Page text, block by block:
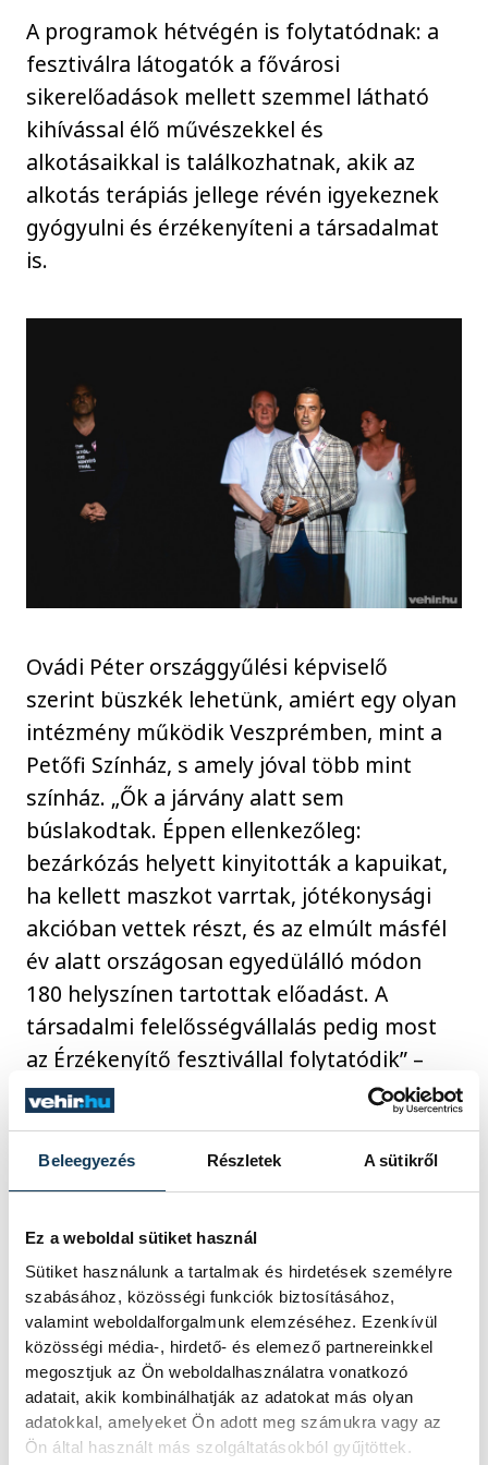
Beleegyezés Részletek A sütikről
Ez a weboldal sütiket használ
Sütiket használunk a tartalmak és hirdetések személyre
szabásához, közösségi funkciók biztosításához,
valamint weboldalforgalmunk elemzéséhez. Ezenkívül
közösségi média-, hirdető- és elemező partnereinkkel
megosztjuk az Ön weboldalhasználatra vonatkozó
adatait, akik kombinálhatják az adatokat más olyan
adatokkal, amelyeket Ön adott meg számukra vagy az
Ön által használt más szolgáltatásokból gyűjtöttek.
A programok hétvégén is folytatódnak: a
fesztiválra látogatók a fővárosi
sikerelőadások mellett szemmel látható
kihívással élő művészekkel és
alkotásaikkal is találkozhatnak, akik az
alkotás terápiás jellege révén igyekeznek
gyógyulni és érzékenyíteni a társadalmat
is.
Ovádi Péter országgyűlési képviselő
szerint büszkék lehetünk, amiért egy olyan
intézmény működik Veszprémben, mint a
Petőfi Színház, s amely jóval több mint
színház. „Ők a járvány alatt sem
búslakodtak. Éppen ellenkezőleg:
bezárkózás helyett kinyitották a kapuikat,
ha kellett maszkot varrtak, jótékonysági
akcióban vettek részt, és az elmúlt másfél
év alatt országosan egyedülálló módon
180 helyszínen tartottak előadást. A
társadalmi felelősségvállalás pedig most
az Érzékenyítő fesztivállal folytatódik” –
mondta el a képviselő.